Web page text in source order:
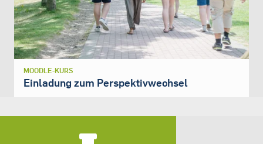
MOODLE-KURS
Einladung zum Perspektivwechsel